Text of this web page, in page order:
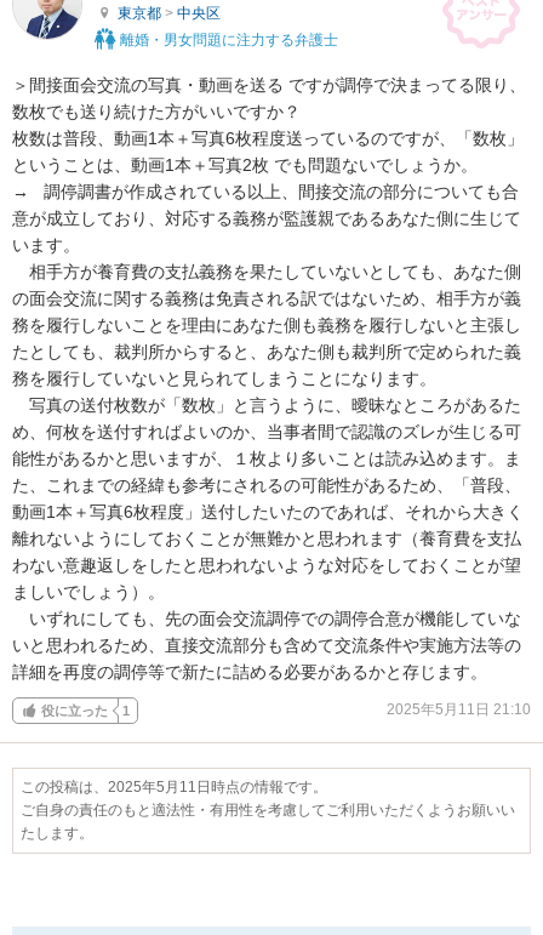
東京都 > 中央区
離婚・男女問題に注力する弁護士
＞間接面会交流の写真・動画を送る ですが調停で決まってる限り、
数枚でも送り続けた方がいいですか？
枚数は普段、動画1本＋写真6枚程度送っているのですが、「数枚」
ということは、動画1本＋写真2枚 でも問題ないでしょうか。
→   調停調書が作成されている以上、間接交流の部分についても合
意が成立しており、対応する義務が監護親であるあなた側に生じて
います。
相手方が養育費の支払義務を果たしていないとしても、あなた側
の面会交流に関する義務は免責される訳ではないため、相手方が義
務を履行しないことを理由にあなた側も義務を履行しないと主張し
たとしても、裁判所からすると、あなた側も裁判所で定められた義
務を履行していないと見られてしまうことになります。
写真の送付枚数が「数枚」と言うように、曖昧なところがあるた
め、何枚を送付すればよいのか、当事者間で認識のズレが生じる可
能性があるかと思いますが、１枚より多いことは読み込めます。ま
た、これまでの経緯も参考にされるの可能性があるため、「普段、
動画1本＋写真6枚程度」送付したいたのであれば、それから大きく
離れないようにしておくことが無難かと思われます（養育費を支払
わない意趣返しをしたと思われないような対応をしておくことが望
ましいでしょう）。
いずれにしても、先の面会交流調停での調停合意が機能していな
いと思われるため、直接交流部分も含めて交流条件や実施方法等の
詳細を再度の調停等で新たに詰める必要があるかと存じます。
役に立った 1 2025年5月11日 21:10
この投稿は、2025年5月11日時点の情報です。
ご自身の責任のもと適法性・有用性を考慮してご利用いただくようお願いい
たします。